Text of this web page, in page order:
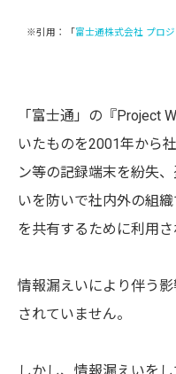
※引用：「 富士通株式会社 プロ
「富士通」の『Project
いたものを2001年から
ン等の記録端末を紛失
いを防いで社内外の組
を共有するために利用さ
情報漏えいにより伴う
されていません。